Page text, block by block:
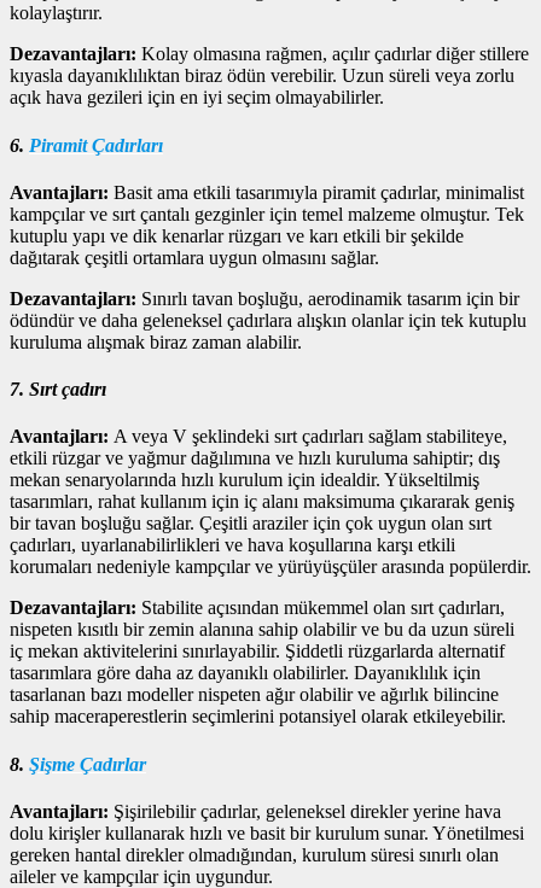
kolaylaştırır.
Dezavantajları: Kolay olmasına rağmen, açılır çadırlar diğer stillere
kıyasla dayanıklılıktan biraz ödün verebilir. Uzun süreli veya zorlu
açık hava gezileri için en iyi seçim olmayabilirler.
6. Piramit Çadırları
Avantajları: Basit ama etkili tasarımıyla piramit çadırlar, minimalist
kampçılar ve sırt çantalı gezginler için temel malzeme olmuştur. Tek
kutuplu yapı ve dik kenarlar rüzgarı ve karı etkili bir şekilde
dağıtarak çeşitli ortamlara uygun olmasını sağlar.
Dezavantajları: Sınırlı tavan boşluğu, aerodinamik tasarım için bir
ödündür ve daha geleneksel çadırlara alışkın olanlar için tek kutuplu
kuruluma alışmak biraz zaman alabilir.
7. Sırt çadırı
Avantajları: A veya V şeklindeki sırt çadırları sağlam stabiliteye,
etkili rüzgar ve yağmur dağılımına ve hızlı kuruluma sahiptir; dış
mekan senaryolarında hızlı kurulum için idealdir. Yükseltilmiş
tasarımları, rahat kullanım için iç alanı maksimuma çıkararak geniş
bir tavan boşluğu sağlar. Çeşitli araziler için çok uygun olan sırt
çadırları, uyarlanabilirlikleri ve hava koşullarına karşı etkili
korumaları nedeniyle kampçılar ve yürüyüşçüler arasında popülerdir.
Dezavantajları: Stabilite açısından mükemmel olan sırt çadırları,
nispeten kısıtlı bir zemin alanına sahip olabilir ve bu da uzun süreli
iç mekan aktivitelerini sınırlayabilir. Şiddetli rüzgarlarda alternatif
tasarımlara göre daha az dayanıklı olabilirler. Dayanıklılık için
tasarlanan bazı modeller nispeten ağır olabilir ve ağırlık bilincine
sahip maceraperestlerin seçimlerini potansiyel olarak etkileyebilir.
8. Şişme Çadırlar
Avantajları: Şişirilebilir çadırlar, geleneksel direkler yerine hava
dolu kirişler kullanarak hızlı ve basit bir kurulum sunar. Yönetilmesi
gereken hantal direkler olmadığından, kurulum süresi sınırlı olan
aileler ve kampçılar için uygundur.